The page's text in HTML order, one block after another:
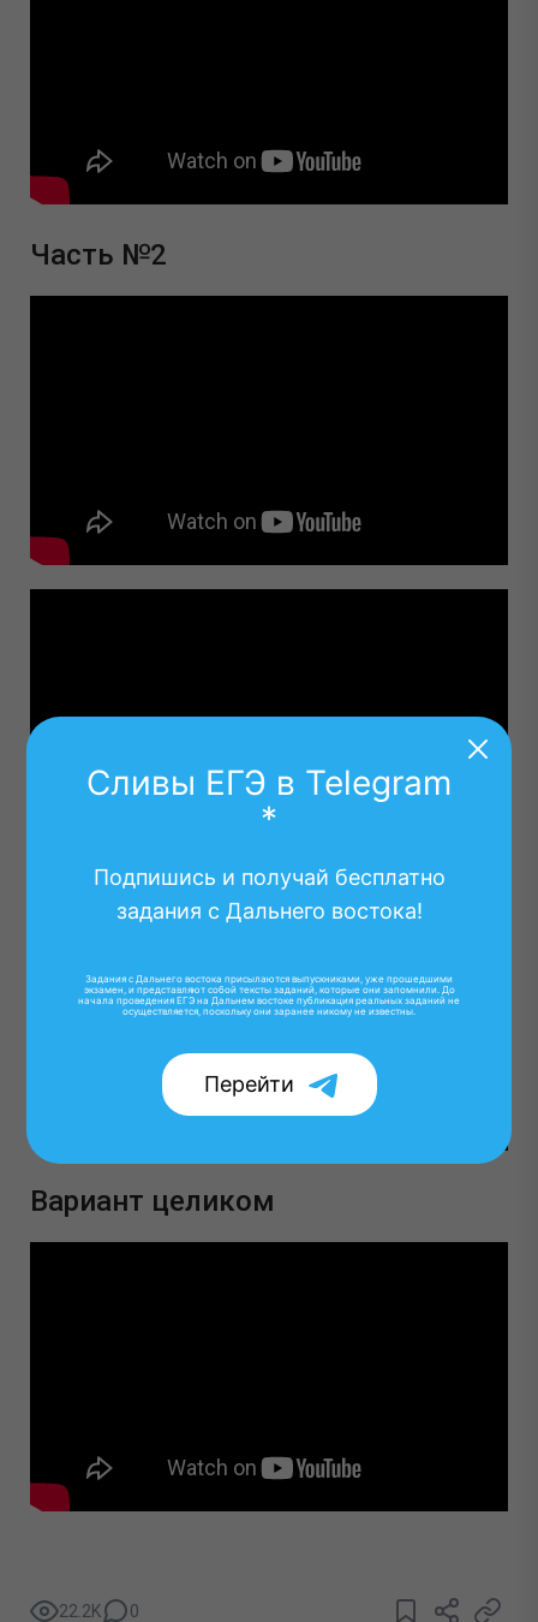
Часть №2
Вариант целиком
22.2K 0
Сливы ЕГЭ в Telegram
*
Подпишись и получай бесплатно
задания с Дальнего востока!
Задания с Дальнего востока присылаются выпускниками, уже прошедшими
экзамен, и представляют собой тексты заданий, которые они запомнили. До
начала проведения ЕГЭ на Дальнем востоке публикация реальных заданий не
осуществляется, поскольку они заранее никому не известны.
Перейти